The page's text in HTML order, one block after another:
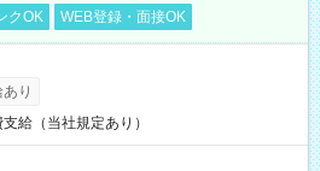
クOK WEB登録・面接OK
り
給（当社規定あり）